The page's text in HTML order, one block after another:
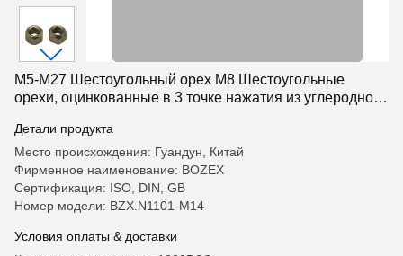
M5-M27 Шестоугольный орех M8 Шестоугольные
орехи, оцинкованные в 3 точке нажатия из углеродной
Детали продукта
Место происхождения: Гуандун, Китай
Фирменное наименование: BOZEX
Сертификация: ISO, DIN, GB
Номер модели: BZX.N1101-M14
Условия оплаты & доставки